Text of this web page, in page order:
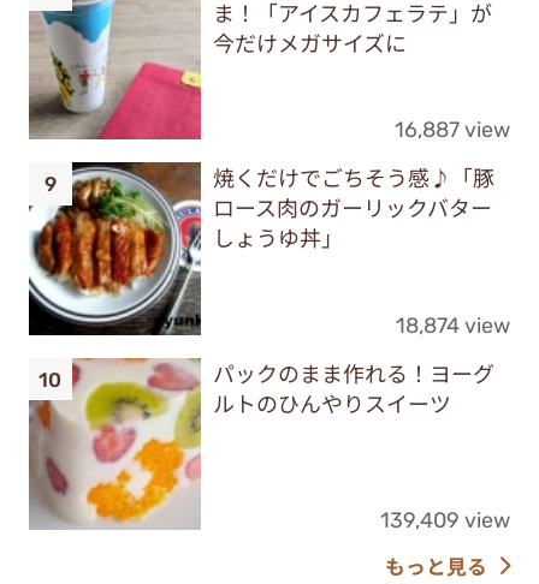
ま！「アイスカフェラテ」が
今だけメガサイズに
16,887 view
焼くだけでごちそう感♪「豚
ロース肉のガーリックバター
しょうゆ丼」
18,874 view
パックのまま作れる！ヨーグ
ルトのひんやりスイーツ
139,409 view
もっと見る